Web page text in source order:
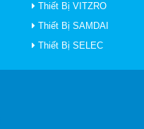
Thiết Bị VITZRO
Thiết Bị SAMDAI
Thiết Bị SELEC